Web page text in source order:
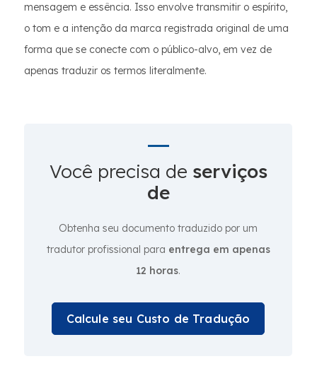
mensagem e essência. Isso envolve transmitir o espírito,
o tom e a intenção da marca registrada original de uma
forma que se conecte com o público-alvo, em vez de
apenas traduzir os termos literalmente.
Você precisa de serviços
de
Obtenha seu documento traduzido por um
tradutor profissional para entrega em apenas
12 horas.
Calcule seu Custo de Tradução